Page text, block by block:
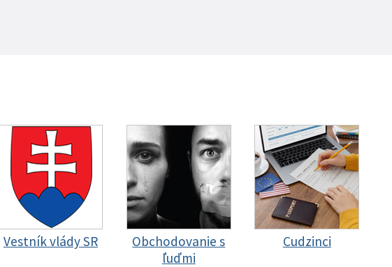
Vestník vlády SR
Obchodovanie s
ľuďmi
Cudzinci